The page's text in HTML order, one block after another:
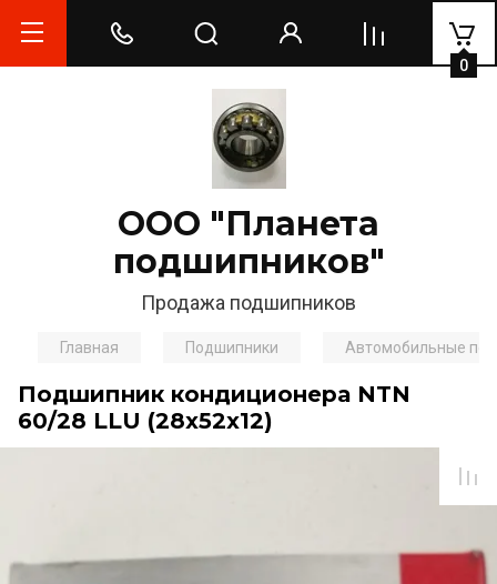
ООО "Планета
подшипников"
Продажа подшипников
0
Главная Подшипники Автомобильные
Подшипник кондиционера NTN
60/28 LLU (28х52х12)